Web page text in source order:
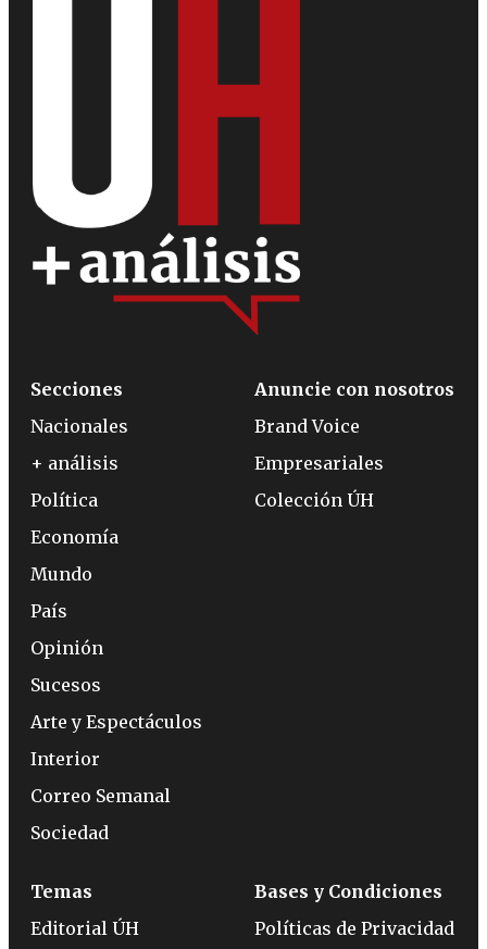
Secciones
Nacionales
+ análisis
Política
Economía
Mundo
País
Opinión
Sucesos
Arte y Espectáculos
Interior
Correo Semanal
Sociedad
Anuncie con nosotros
Brand Voice
Empresariales
Colección ÚH
Temas
Editorial ÚH
Bases y Condiciones
Políticas de Privacidad